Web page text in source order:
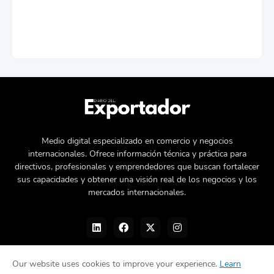
Medio digital especializado en comercio y negocios
internacionales. Ofrece información técnica y práctica para
directivos, profesionales y emprendedores que buscan fortalecer
sus capacidades y obtener una visión real de los negocios y los
mercados internacionales.
Our website uses cookies to improve your experience. Learn